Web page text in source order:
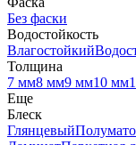
Без фаски
Водостойкость
Влагостойкий
Толщина
7 мм8 мм9 мм10 мм
Еще
Блеск
Глянцевый